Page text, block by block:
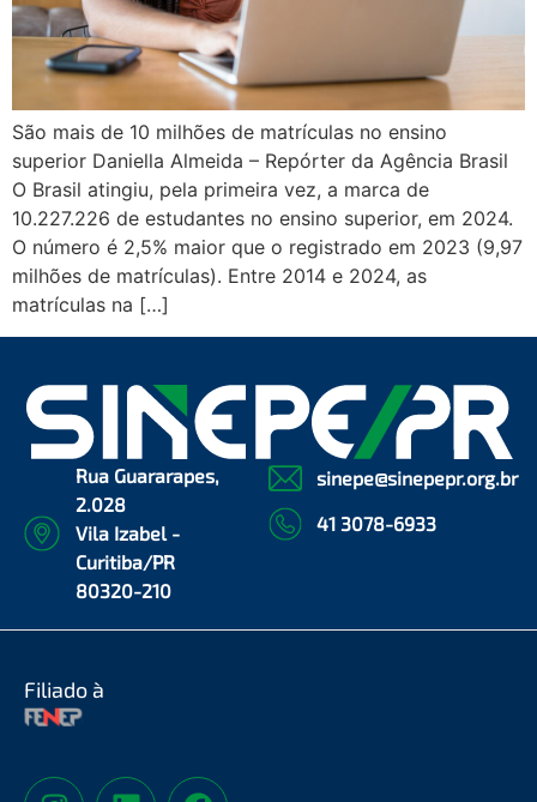
São mais de 10 milhões de matrículas no ensino
superior Daniella Almeida – Repórter da Agência Brasil
O Brasil atingiu, pela primeira vez, a marca de
10.227.226 de estudantes no ensino superior, em 2024.
O número é 2,5% maior que o registrado em 2023 (9,97
milhões de matrículas). Entre 2014 e 2024, as
matrículas na […]
Rua Guararapes,
2.028
Vila Izabel -
Curitiba/PR
80320-210
sinepe@sinepepr.org.br
41 3078-6933
Filiado à